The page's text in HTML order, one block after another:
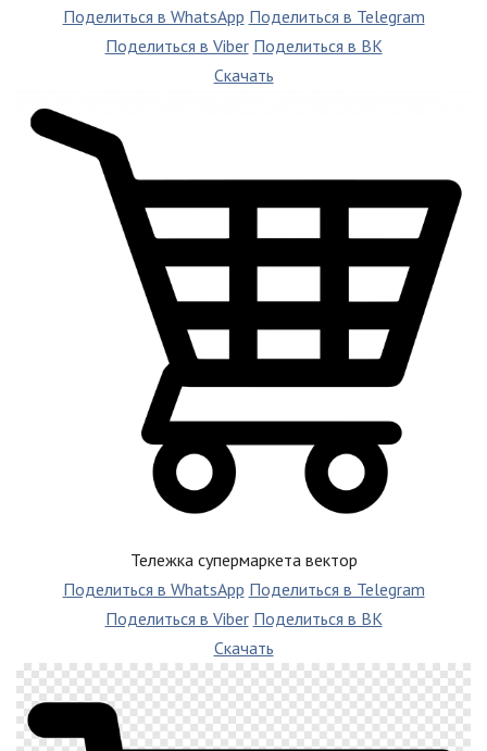
Поделиться в WhatsApp Поделиться в Telegram
Поделиться в Viber Поделиться в ВК
Скачать
Тележка супермаркета вектор
Поделиться в WhatsApp Поделиться в Telegram
Поделиться в Viber Поделиться в ВК
Скачать